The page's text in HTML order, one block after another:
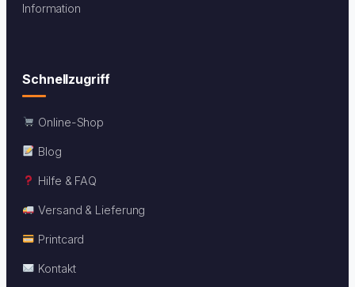
Information
Schnellzugriff
Online-Shop
Blog
Hilfe & FAQ
Versand & Lieferung
Printcard
Kontakt